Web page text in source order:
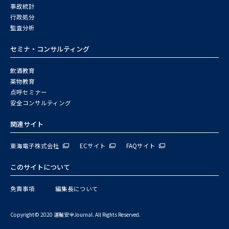
事故統計
行政処分
監査分析
セミナ・コンサルティング
飲酒教育
薬物教育
点呼セミナー
安全コンサルティング
関連サイト
東海電子株式会社 ECサイト FAQサイト
このサイトについて
免責事項 編集長について
Copyright© 2020 運輸安全Journal. All Rights Reserved.